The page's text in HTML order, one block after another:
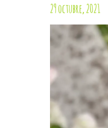
29 octubre, 2021